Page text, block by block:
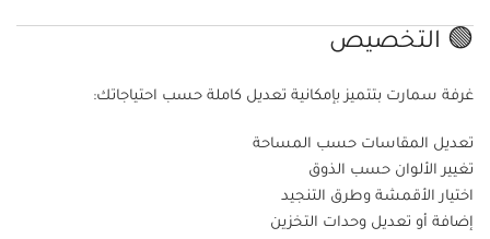
🟢 التخصيص
غرفة سمارت بتتميز بإمكانية تعديل كاملة حسب احتياجاتك:
تعديل المقاسات حسب المساحة
تغيير الألوان حسب الذوق
اختيار الأقمشة وطرق التنجيد
إضافة أو تعديل وحدات التخزين